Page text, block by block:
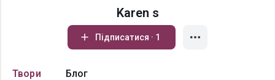
Karen s
Підписатися · 1
Твори Блог